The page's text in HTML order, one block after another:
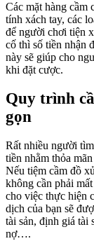
Các mặt hàng cầm
tính xách tay, các
để người chơi tiện
cố thì số tiền nhận
này sẽ giúp cho
khi đặt cược.
Quy trình
gọn
Rất nhiều người
tiền nhằm thỏa
Nếu tiệm cầm đồ
không cần phải
cho việc thực hiện
dịch của bạn sẽ
tài sản, định giá tài
nợ….